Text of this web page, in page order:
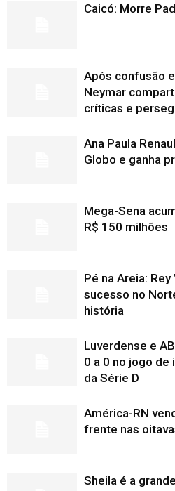
Caicó: Morre
Após confusão
Neymar
críticas e
Ana Paula
Globo e ganha
Mega-Sena
R$ 150 milhões
Pé na Areia:
sucesso no
história
Luverdense e
0 a 0 no jogo de
da Série D
América-RN
frente nas
Sheila é a